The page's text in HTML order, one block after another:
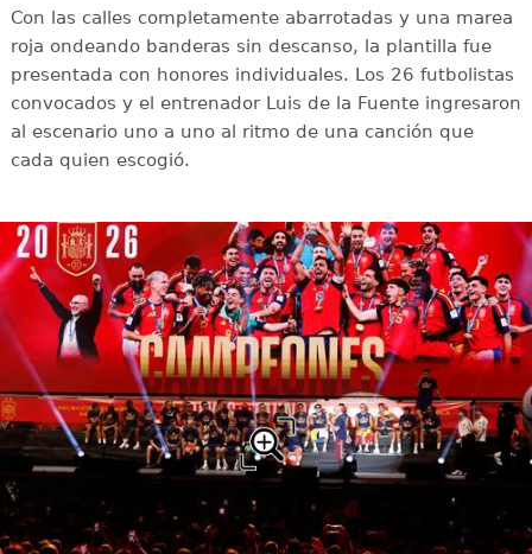
Con las calles completamente abarrotadas y una marea
roja ondeando banderas sin descanso, la plantilla fue
presentada con honores individuales. Los 26 futbolistas
convocados y el entrenador Luis de la Fuente ingresaron
al escenario uno a uno al ritmo de una canción que
cada quien escogió.